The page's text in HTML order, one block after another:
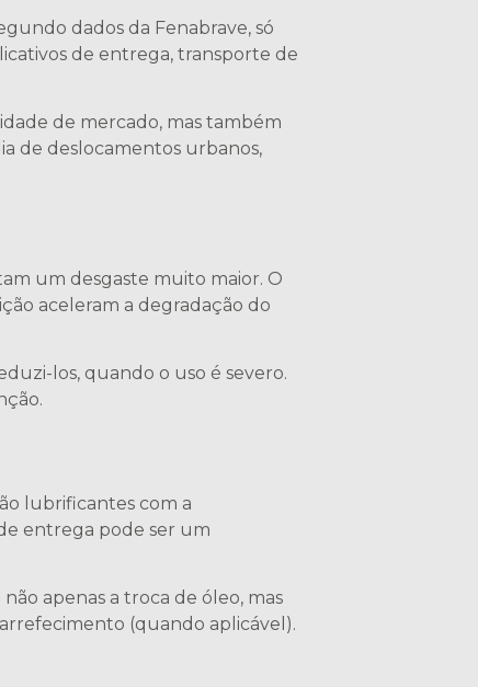
dados da Fenabrave, só
de entrega, transporte de
de mercado, mas também
de deslocamentos urbanos,
um desgaste muito maior. O
aceleram a degradação do
los, quando o uso é severo.
lubrificantes com a
entrega pode ser um
apenas a troca de óleo, mas
(quando aplicável).